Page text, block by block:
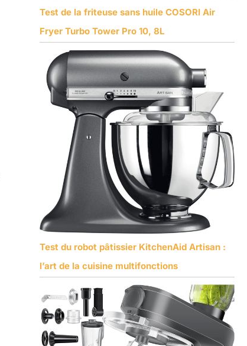
Test de la friteuse sans huile COSORI Air
Fryer Turbo Tower Pro 10, 8L
Test du robot pâtissier KitchenAid Artisan :
l’art de la cuisine multifonctions